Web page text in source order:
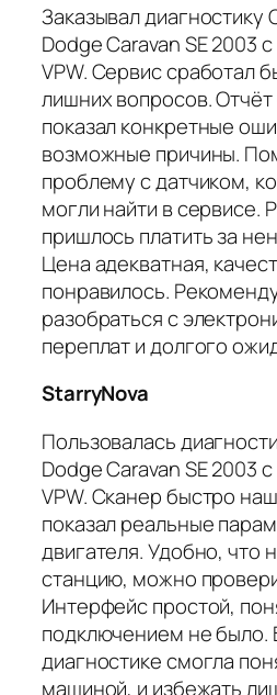
Заказывал диагностику
Dodge Caravan SE 2003
VPW. Сервис сработал
лишних вопросов.
показал конкретные
возможные причины.
проблему с датчиком,
могли найти в сервисе.
пришлось платить за
Цена адекватная,
понравилось.
разобраться с
переплат и долгого
StarryNova
Пользовалась
Dodge Caravan SE 2003
VPW. Сканер быстро
показал реальные
двигателя. Удобно, что
станцию, можно
Интерфейс простой,
подключением не было.
диагностике смогла
машиной, и избежать